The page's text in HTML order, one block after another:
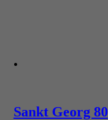
Sankt Georg 80